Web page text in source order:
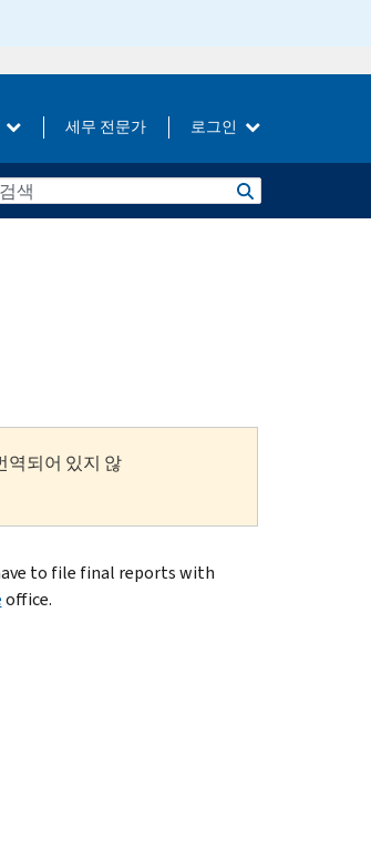
세무 전문가 로그인
역되어 있지 않
to file final reports with
office.